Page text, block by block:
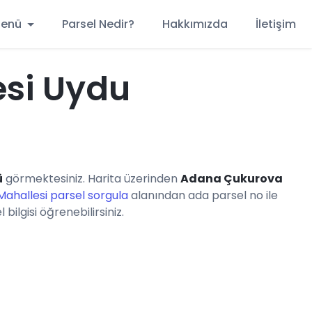
Parsel Nedir? Hakkımızda İletişim
Uydu
görmektesiniz. Harita üzerinden Adana Çukurova
parsel sorgulaalanından ada parsel no ile
öğrenebilirsiniz.